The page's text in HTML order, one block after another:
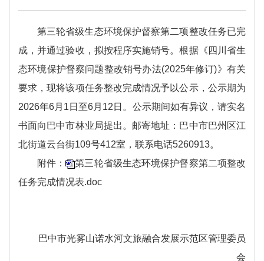
第三轮省级生态环境保护督察第二项整改任务已完
成，并通过验收，拟按程序实施销号。根据《四川省生
态环境保护督察问题整改销号办法(2025年修订)》有关
要求，现将该项任务整改完成情况予以公示，公示期为
2026年6月1日至6月12日。公示期间如有异议，请实名
书面向巴中市林业局提出。邮寄地址：巴中市巴州区江
北街道云台街109号412室，联系电话5260913。
附件：
第三轮省级生态环境保护督察第二项整改
任务完成情况表.doc
巴中市光雾山诺水河文旅融合发展示范区管理委员
会